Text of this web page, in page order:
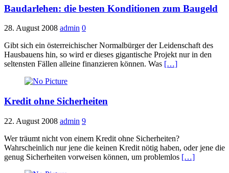
Baudarlehen: die besten Konditionen zum Baugeld
28. August 2008 admin 0
Gibt sich ein österreichischer Normalbürger der Leidenschaft des
Hausbauens hin, so wird er dieses gigantische Projekt nur in den
seltensten Fällen alleine finanzieren können. Was […]
Kredit ohne Sicherheiten
22. August 2008 admin 9
Wer träumt nicht von einem Kredit ohne Sicherheiten?
Wahrscheinlich nur jene die keinen Kredit nötig haben, oder jene die
genug Sicherheiten vorweisen können, um problemlos […]